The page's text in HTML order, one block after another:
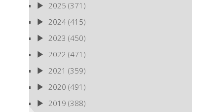
2025 (371)
2024 (415)
2023 (450)
2022 (471)
2021 (359)
2020 (491)
2019 (388)